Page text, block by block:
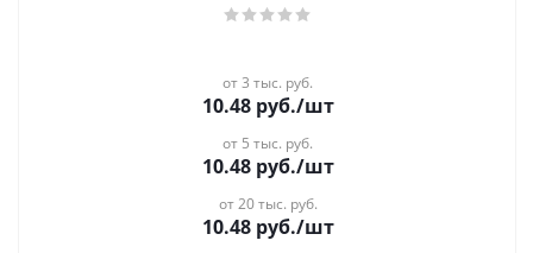
от 3 тыс. руб.
10.48руб./шт
от 5 тыс. руб.
10.48руб./шт
от 20 тыс. руб.
10.48руб./шт